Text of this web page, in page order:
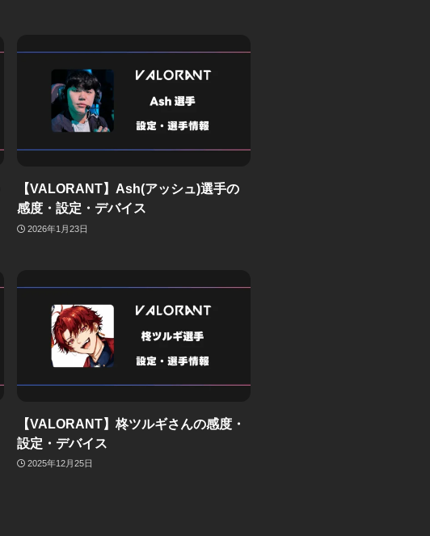
【VALORANT】Ash(アッシュ)選手の
感度・設定・デバイス
2026年1月23日
【VALORANT】柊ツルギさんの感度・
設定・デバイス
2025年12月25日